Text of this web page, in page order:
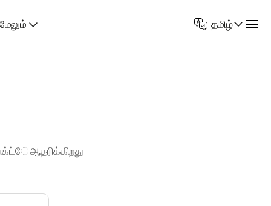
Select
Language
தமிழ்
ஆதரிக்கிறது